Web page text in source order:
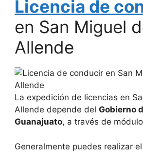
Licencia de
en San Miguel
Allende
La expedición de licencias en
Allende depende del Gobierno
Guanajuato, a través de
Generalmente puedes realizar